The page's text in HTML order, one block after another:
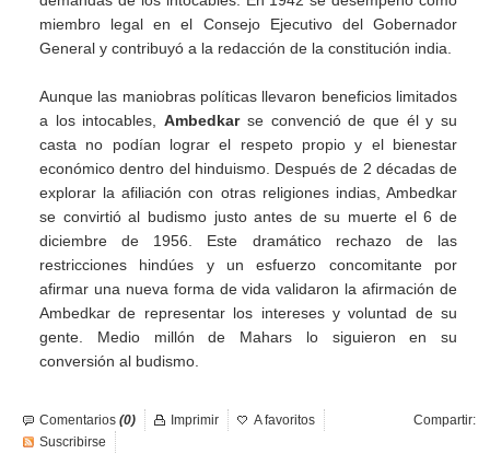
miembro legal en el Consejo Ejecutivo del Gobernador
General y contribuyó a la redacción de la constitución india.
Aunque las maniobras políticas llevaron beneficios limitados
a los intocables,Ambedkar se convenció de que él y su
casta no podían lograr el respeto propio y el bienestar
económico dentro del hinduismo. Después de 2 décadas de
explorar la afiliación con otras religiones indias, Ambedkar
se convirtió al budismo justo antes de su muerte el 6 de
diciembre de 1956. Este dramático rechazo de las
restricciones hindúes y un esfuerzo concomitante por
afirmar una nueva forma de vida validaron la afirmación de
Ambedkar de representar los intereses y voluntad de su
gente. Medio millón de Mahars lo siguieron en su
conversión al budismo.
Comentarios (0) Compartir:
Imprimir
A favoritos
Suscribirse